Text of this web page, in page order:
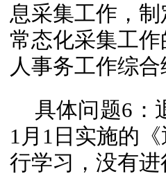
息采集工作，
常态化采集工
人事务工作综
具体问题6：
1月1日实施的
行学习，没有